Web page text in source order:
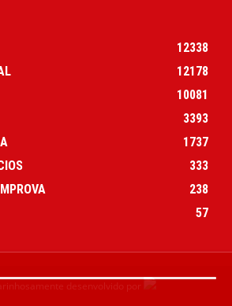
12338
12178
10081
3393
1737
333
238
57
desenvolvido por